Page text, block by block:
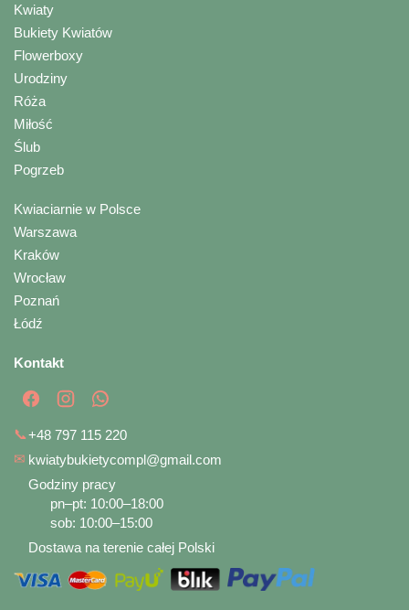
Kwiaty
Bukiety Kwiatów
Flowerboxy
Urodziny
Róża
Miłość
Ślub
Pogrzeb
Kwiaciarnie w Polsce
Warszawa
Kraków
Wrocław
Poznań
Łódź
Kontakt
📞+48 797 115 220
✉ kwiatybukietycompl@gmail.com
Godziny pracy
pn–pt: 10:00–18:00
sob: 10:00–15:00
Dostawa na terenie całej Polski